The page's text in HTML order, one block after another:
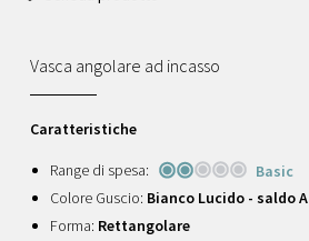
Vasca angolare ad incasso
Caratteristiche
Range di spesa:
Basic
Colore Guscio: Bianco Lucido - saldo A
Forma: Rettangolare